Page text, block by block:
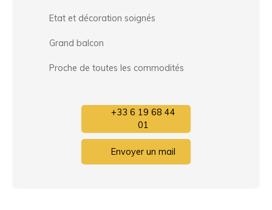
Etat et décoration soignés
Grand balcon
Proche de toutes les commodités
+33 6 19 68 44
01
Envoyer un mail